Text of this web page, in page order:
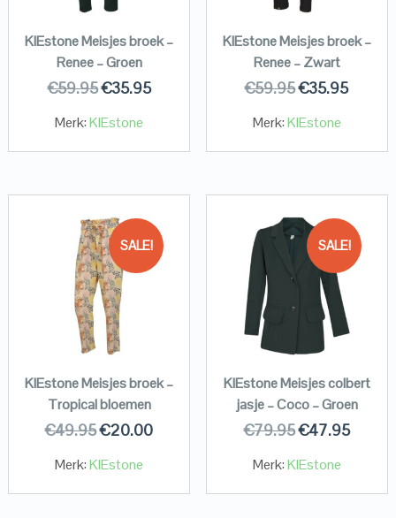
KIEstone Meisjes broek –
Renee – Groen
€59.95€35.95
Merk:KIEstone
KIEstone Meisjes broek –
Renee – Zwart
€59.95€35.95
Merk:KIEstone
SALE!
KIEstone Meisjes broek –
Tropical bloemen
€49.95€20.00
Merk:KIEstone
SALE!
KIEstone Meisjes colbert
jasje – Coco – Groen
€79.95€47.95
Merk:KIEstone